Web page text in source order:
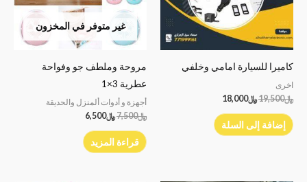
كاميرا للسيارة امامي وخلفي
اخرى
﷼19,500﷼18,000
إضافة إلى السلة
غير متوفر في المخزون
مروحة وملطف جو وفواحة
عطرية 3×1
أجهزة و أدوات ألمنزل والحديقة
﷼7,500﷼6,500
قراءة المزيد